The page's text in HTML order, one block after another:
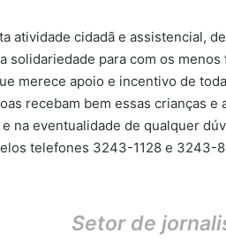
atividade cidadã e assistencial,
solidariedade para com os
merece apoio e incentivo de
recebam bem essas crianças
na eventualidade de qualquer
telefones 3243-1128 e 3243-
Setor de